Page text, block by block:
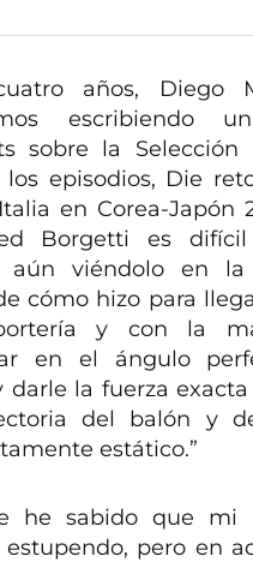
años, Diego
escribiendo
sobre la Selección
episodios, Die
en Corea-Japón
Borgetti es
aún viéndolo en
cómo hizo para
y con la
en el ángulo
darle la fuerza
del balón y
estático.”
he sabido que mi
estupendo, pero en